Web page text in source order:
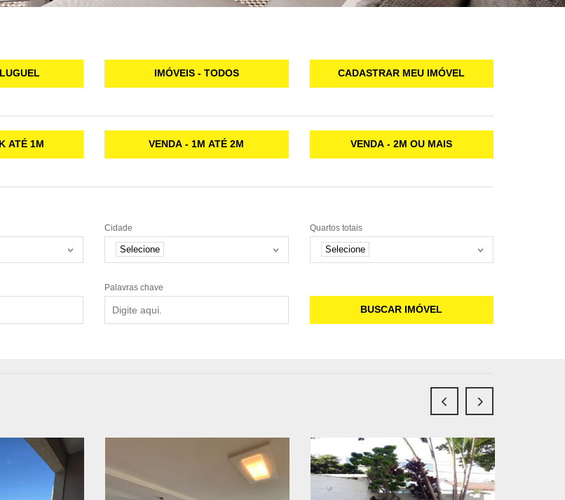
IMÓVEIS - TODOS CADASTRAR MEU IMÓVEL
ATÉ 1M VENDA - 1M ATÉ 2M VENDA - 2M OU MAIS
Cidade
Selecione
Quartos totais
Selecione
Palavras chave
BUSCAR IMÓVEL